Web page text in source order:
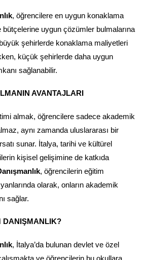
, öğrencilere en uygun konaklama
uygun çözümler bulmalarına
şehirlerde konaklama maliyetleri
küçük şehirlerde daha uygun
sağlanabilir.
AVANTAJLARI
almak, öğrencilere sadece akademik
aynı zamanda uluslararası bir
sunar. İtalya, tarihi ve kültürel
kişisel gelişimine de katkıda
, öğrencilerin eğitim
olarak, onların akademik
sağlar.
DANIŞMANLIK?
, İtalya’da bulunan devlet ve özel
ve öğrencilerin bu okullara